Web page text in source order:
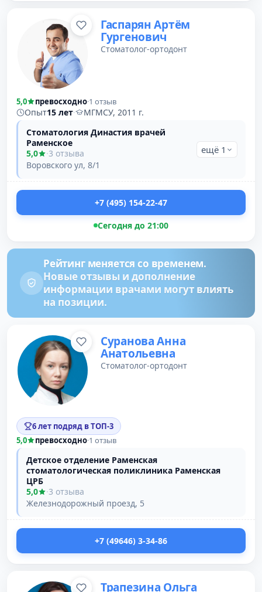
Гаспарян Артём
Гургенович
Стоматолог-ортодонт
5,0 превосходно·1 отзыв
Опыт15 лет·
МГМСУ, 2011 г.
Стоматология Династия врачей
Раменское
5,0
·3 отзыва
Воровского ул, 8/1
ещё 1
+7 (495) 154-22-47
Сегодня до 21:00
Рейтинг меняется со временем.
Новые отзывы и дополнение
информации врачами могут влиять
на позиции.
Суранова Анна
Анатольевна
Стоматолог-ортодонт
6 лет подряд в ТОП-3
5,0
превосходно·1 отзыв
Детское отделение Раменская
стоматологическая поликлиника Раменская
ЦРБ
5,0
·3 отзыва
Железнодорожный проезд, 5
+7 (49646) 3-34-86
Трапезина Ольга